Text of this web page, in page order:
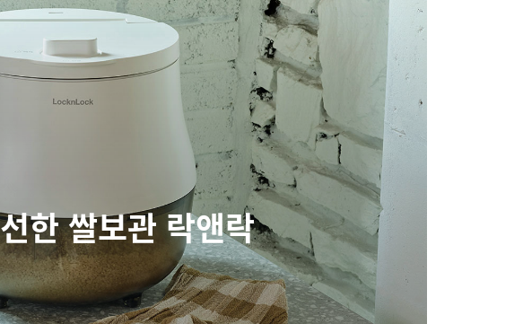
한 쌀보관 락앤락